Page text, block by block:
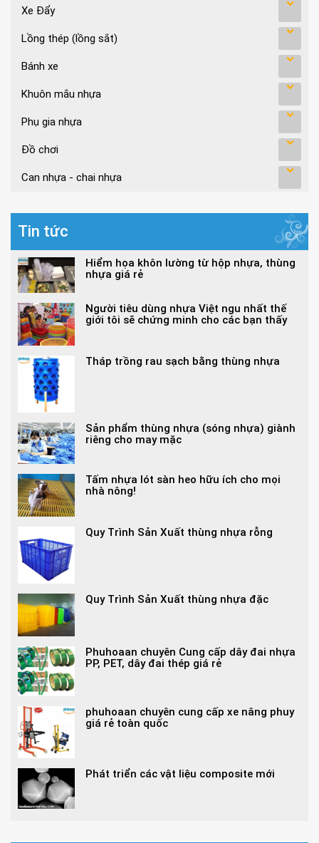
Xe Đẩy
Lồng thép (lồng sắt)
Bánh xe
Khuôn mắu nhựa
Phụ gia nhựa
Đồ chơi
Can nhựa - chai nhựa
Tin tức
Hiểm họa khôn lường từ hộp nhựa, thùng
nhựa giá rẻ
Người tiêu dùng nhựa Việt ngu nhất thế
giới tôi sẽ chứng minh cho các bạn thấy
Tháp trồng rau sạch bằng thùng nhựa
Sản phẩm thùng nhựa (sóng nhựa) giành
riêng cho may mặc
Tấm nhựa lót sàn heo hữu ích cho mọi
nhà nông!
Quy Trình Sản Xuất thùng nhựa rỗng
Quy Trình Sản Xuất thùng nhựa đặc
Phuhoaan chuyên Cung cấp dây đai nhựa
PP, PET, dây đai thép giá rẻ
phuhoaan chuyên cung cấp xe nâng phuy
giá rẻ toàn quốc
Phát triển các vật liệu composite mới